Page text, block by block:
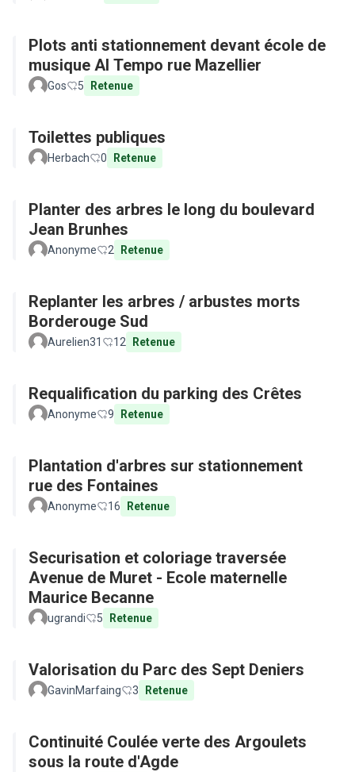
Plots anti stationnement devant école de
musique Al Tempo rue Mazellier
Gos 5 Retenue
Toilettes publiques
Herbach 0 Retenue
Planter des arbres le long du boulevard
Jean Brunhes
Anonyme 2 Retenue
Replanter les arbres / arbustes morts
Borderouge Sud
Aurelien31 12 Retenue
Requalification du parking des Crêtes
Anonyme 9 Retenue
Plantation d'arbres sur stationnement
rue des Fontaines
Anonyme 16 Retenue
Securisation et coloriage traversée
Avenue de Muret - Ecole maternelle
Maurice Becanne
ugrandi 5 Retenue
Valorisation du Parc des Sept Deniers
GavinMarfaing 3 Retenue
Continuité Coulée verte des Argoulets
sous la route d'Agde